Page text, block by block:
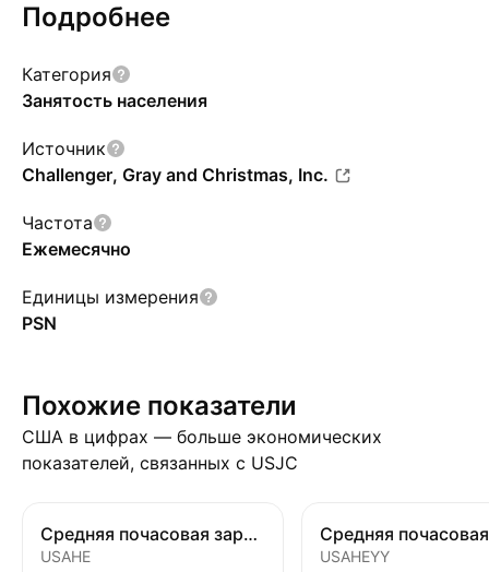
Подробнее
Категория
Занятость населения
Источник
Challenger, Gray and Christmas, Inc.
Частота
Ежемесячно
Единицы измерения
PSN
Похожие показатели
США в цифрах — больше экономических
показателей, связанных с USJC
Средняя почасовая заработная плата
USAHE USAHEYY